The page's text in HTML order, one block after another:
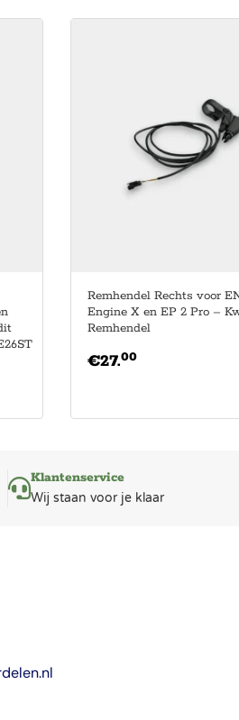
Remhendel Rechts voor
Engine X en EP 2 Pro –
Remhendel
€27.00
Klantenservice
Wij staan voor je klaar